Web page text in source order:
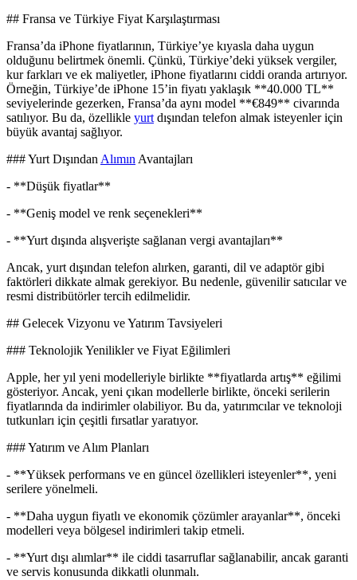
## Fransa ve Türkiye Fiyat Karşılaştırması
Fransa’da iPhone fiyatlarının, Türkiye’ye kıyasla daha uygun
olduğunu belirtmek önemli. Çünkü, Türkiye’deki yüksek vergiler,
kur farkları ve ek maliyetler, iPhone fiyatlarını ciddi oranda artırıyor.
Örneğin, Türkiye’de iPhone 15’in fiyatı yaklaşık **40.000 TL**
seviyelerinde gezerken, Fransa’da aynı model **€849** civarında
satılıyor. Bu da, özellikle yurt dışından telefon almak isteyenler için
büyük avantaj sağlıyor.
### Yurt Dışından Alımın Avantajları
- **Düşük fiyatlar**
- **Geniş model ve renk seçenekleri**
- **Yurt dışında alışverişte sağlanan vergi avantajları**
Ancak, yurt dışından telefon alırken, garanti, dil ve adaptör gibi
faktörleri dikkate almak gerekiyor. Bu nedenle, güvenilir satıcılar ve
resmi distribütörler tercih edilmelidir.
## Gelecek Vizyonu ve Yatırım Tavsiyeleri
### Teknolojik Yenilikler ve Fiyat Eğilimleri
Apple, her yıl yeni modelleriyle birlikte **fiyatlarda artış** eğilimi
gösteriyor. Ancak, yeni çıkan modellerle birlikte, önceki serilerin
fiyatlarında da indirimler olabiliyor. Bu da, yatırımcılar ve teknoloji
tutkunları için çeşitli fırsatlar yaratıyor.
### Yatırım ve Alım Planları
- **Yüksek performans ve en güncel özellikleri isteyenler**, yeni
serilere yönelmeli.
- **Daha uygun fiyatlı ve ekonomik çözümler arayanlar**, önceki
modelleri veya bölgesel indirimleri takip etmeli.
- **Yurt dışı alımlar** ile ciddi tasarruflar sağlanabilir, ancak garanti
ve servis konusunda dikkatli olunmalı.